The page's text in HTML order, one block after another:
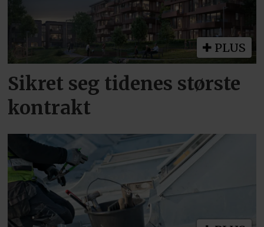
PLUS
Sikret seg tidenes største
kontrakt